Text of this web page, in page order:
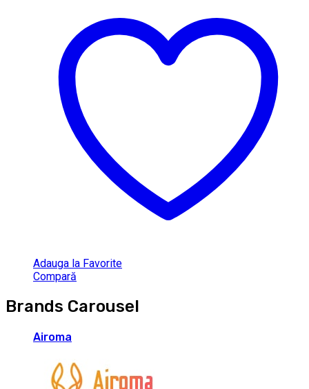
Adauga la Favorite
Compară
Brands Carousel
Airoma